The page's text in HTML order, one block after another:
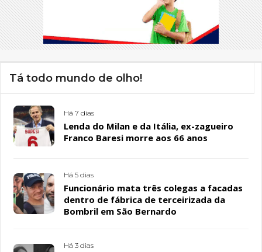
Tá todo mundo de olho!
Há 7 dias
Lenda do Milan e da Itália, ex-zagueiro
Franco Baresi morre aos 66 anos
Há 5 dias
Funcionário mata três colegas a facadas
dentro de fábrica de terceirizada da
Bombril em São Bernardo
Há 3 dias